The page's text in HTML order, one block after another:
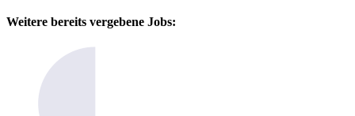
Weitere bereits vergebene Jobs: